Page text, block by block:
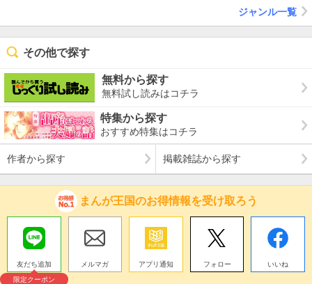
ジャンル一覧
その他で探す
無料から探す
無料試し読みはコチラ
特集から探す
おすすめ特集はコチラ
作者から探す 掲載雑誌から探す
まんが王国のお得情報を受け取ろう
友だち追加
限定クーポン
メルマガ アプリ通知 フォロー いいね